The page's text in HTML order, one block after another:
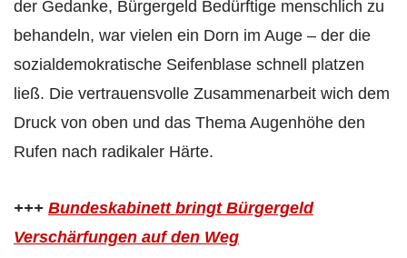
der Gedanke, Bürgergeld Bedürftige menschlich zu
behandeln, war vielen ein Dorn im Auge – der die
sozialdemokratische Seifenblase schnell platzen
ließ. Die vertrauensvolle Zusammenarbeit wich dem
Druck von oben und das Thema Augenhöhe den
Rufen nach radikaler Härte.
+++ Bundeskabinett bringt Bürgergeld
Verschärfungen auf den Weg